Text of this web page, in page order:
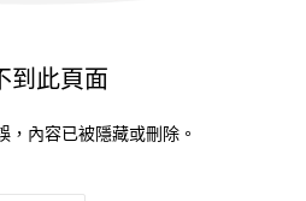
到此頁面
，內容已被隱藏或刪除。